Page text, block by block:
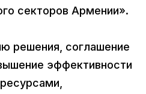
секторов Армении».
решения, соглашение
эффективности